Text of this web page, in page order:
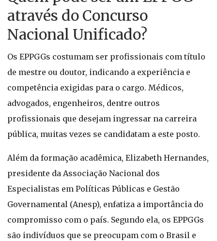
através do Concurso
Nacional Unificado?
Os EPPGGs costumam ser profissionais com título
de mestre ou doutor, indicando a experiência e
competência exigidas para o cargo. Médicos,
advogados, engenheiros, dentre outros
profissionais que desejam ingressar na carreira
pública, muitas vezes se candidatam a este posto.
Além da formação acadêmica, Elizabeth Hernandes,
presidente da Associação Nacional dos
Especialistas em Políticas Públicas e Gestão
Governamental (Anesp), enfatiza a importância do
compromisso com o país. Segundo ela, os EPPGGs
são indivíduos que se preocupam com o Brasil e